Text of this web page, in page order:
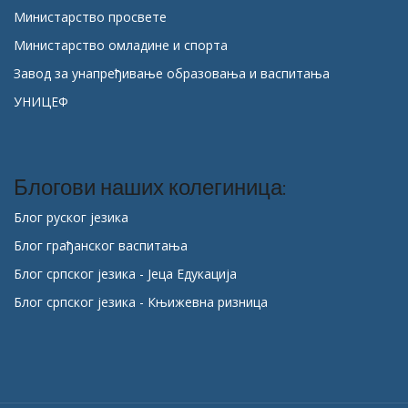
Министарство просвете
Министарство омладине и спорта
Завод за унапређивање образовања и васпитања
УНИЦЕФ
Блогови наших колегиница:
Блог руског језика
Блог грађанског васпитања
Блог српског језика - Јеца Едукација
Блог српског језика - Књижевна ризница